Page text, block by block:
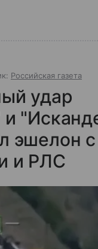
Российская газета
удар
и
эшелон с
и РЛС